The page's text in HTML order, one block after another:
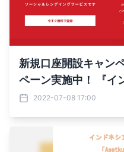
新規口座開設キャン
ペーン実施中！ 『イ
グ「Asetku」ファン
2022-07-08 17:00